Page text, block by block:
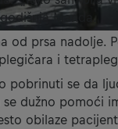
Manda.
od prsa nadolje.
i
pobrinuti se da
dužno pomoći
obilaze